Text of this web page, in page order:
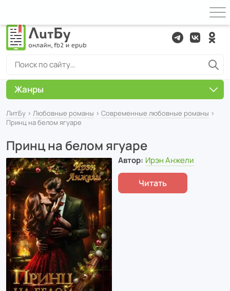
ЛитБу › Любовные романы › Современные любовные романы ›
Принц на белом ягуаре
Принц на белом ягуаре
Автор: Ирэн Анжели
Читать
Жанры